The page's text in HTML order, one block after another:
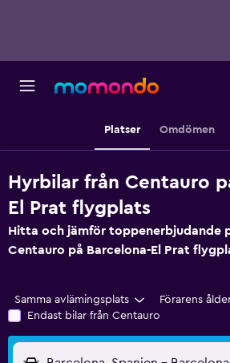
Platser Omdömen
Hyrbilar från Centauro
El Prat flygplats
Hitta och jämför toppenerbjudande
Centauro på Barcelona-El Prat
Samma avlämingsplats Förarens
Endast bilar från Centauro